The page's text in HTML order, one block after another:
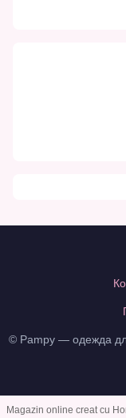
© Pampy — одежда
Magazin online creat cu